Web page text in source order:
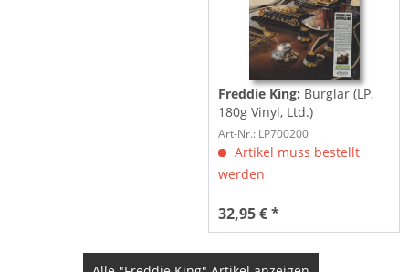
Freddie King: Burglar (LP,
180g Vinyl, Ltd.)
Art-Nr.: LP700200
Artikel muss bestellt
werden
32,95 € *